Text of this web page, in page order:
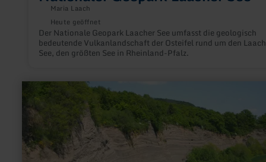
Maria Laach
Heute geöffnet
Der Nationale Geopark Laacher See umfasst die geologisch
bedeutende Vulkanlandschaft der Osteifel rund um den
See, den größten See in Rheinland-Pfalz.
zu:
Wingertsbergwand